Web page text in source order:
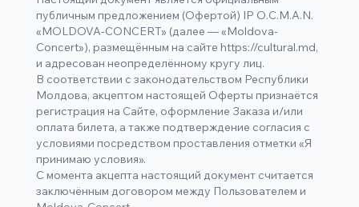
публичным предложением (Офертой) IP O.C.M.A.N.
«MOLDOVA-CONCERT» (далее — «Moldova-
Concert»), размещённым на сайте https://cultural.md,
и адресован неопределённому кругу лиц.
В соответствии с законодательством Республики
Молдова, акцептом настоящей Оферты признаётся
регистрация на Сайте, оформление Заказа и/или
оплата билета, а также подтверждение согласия с
условиями посредством проставления отметки «Я
принимаю условия».
С момента акцепта настоящий документ считается
заключённым договором между Пользователем и